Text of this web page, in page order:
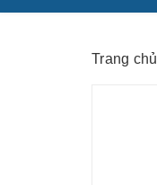
Trang chủ